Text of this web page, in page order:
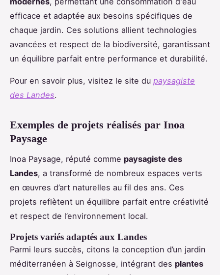
efficace et adaptée aux besoins spécifiques de
chaque jardin. Ces solutions allient technologies
avancées et respect de la biodiversité, garantissant
un équilibre parfait entre performance et durabilité.
Pour en savoir plus, visitez le site du paysagiste
des Landes.
Exemples de projets réalisés par Inoa
Paysage
Inoa Paysage, réputé comme paysagiste des
Landes, a transformé de nombreux espaces verts
en œuvres d’art naturelles au fil des ans. Ces
projets reflètent un équilibre parfait entre créativité
et respect de l’environnement local.
Projets variés adaptés aux Landes
Parmi leurs succès, citons la conception d’un jardin
méditerranéen à Seignosse, intégrant des plantes